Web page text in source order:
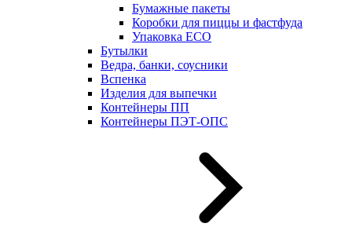
Бумажные пакеты
Коробки для пиццы и фастфуда
Упаковка ECO
Бутылки
Ведра, банки, соусники
Вспенка
Изделия для выпечки
Контейнеры ПП
Контейнеры ПЭТ-ОПС